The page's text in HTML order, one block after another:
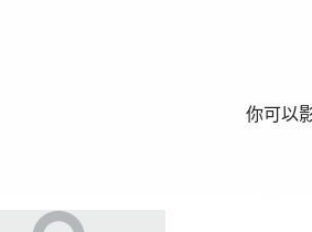
你可以